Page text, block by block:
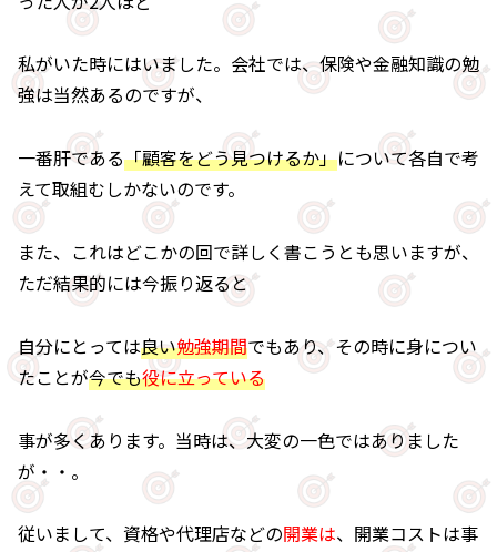
私がいた時にはいました。会社では、保険や金融知識の勉
強は当然あるのですが、
一番肝である「顧客をどう見つけるか」について各自で考
えて取組むしかないのです。
また、これはどこかの回で詳しく書こうとも思いますが、
ただ結果的には今振り返ると
自分にとっては良い勉強期間でもあり、その時に身につい
たことが今でも役に立っている
事が多くあります。当時は、大変の一色ではありました
が・・。
従いまして、資格や代理店などの開業は、開業コストは事